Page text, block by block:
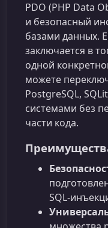
PDO (PHP Data
и безопасный
базами данных.
заключается в
одной
можете
PostgreSQL,
системами без
части кода.
SQL-